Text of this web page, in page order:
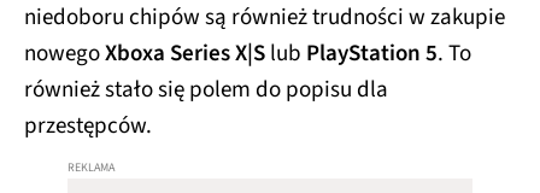
niedoboru chipów są również trudności w zakupie
nowegoXboxa Series X|Slub PlayStation 5. To
również stało się polem do popisu dla
przestępców.